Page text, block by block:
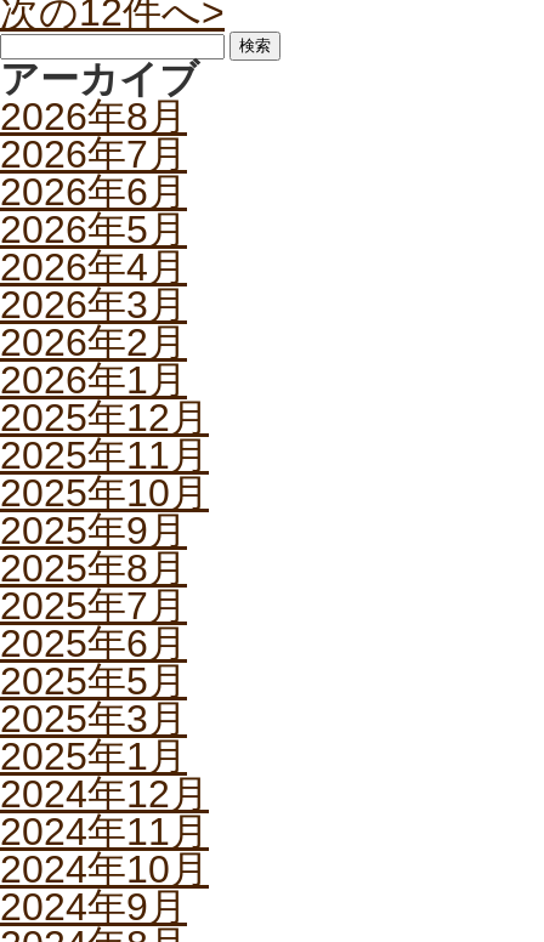
次の12件へ>
検
索:
アーカイブ
2026年8月
2026年7月
2026年6月
2026年5月
2026年4月
2026年3月
2026年2月
2026年1月
2025年12月
2025年11月
2025年10月
2025年9月
2025年8月
2025年7月
2025年6月
2025年5月
2025年3月
2025年1月
2024年12月
2024年11月
2024年10月
2024年9月